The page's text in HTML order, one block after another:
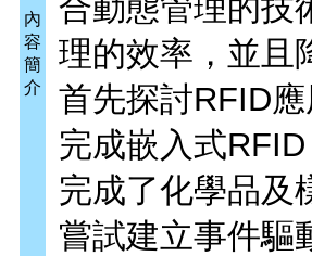
內
容
簡
介
合動態管理的技
理的效率，並且
首先探討RFID
完成嵌入式
完成了化學品及
嘗試建立事件驅